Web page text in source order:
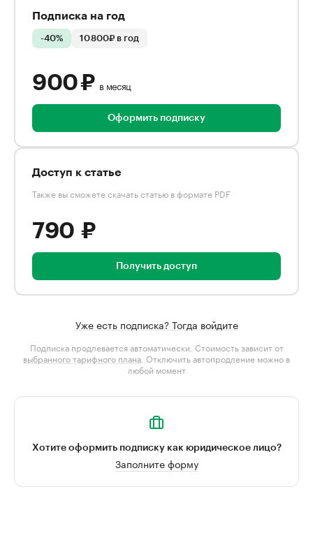
Подписка на год
-40% 10 800₽ в год
900 ₽ в месяц
Оформить подписку
Доступ к статье
Также вы сможете скачать статью в формате PDF
790 ₽
Получить доступ
Уже есть подписка? Тогда войдите
Подписка продлевается автоматически. Стоимость зависит от
выбранного тарифного плана . Отключить автопродление можно в
любой момент
Хотите оформить подписку как юридическое лицо?
Заполните форму